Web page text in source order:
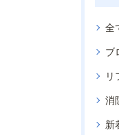
全
ブ
リ
消
新